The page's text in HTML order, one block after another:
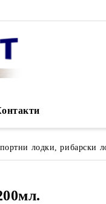
лодки, рибарски